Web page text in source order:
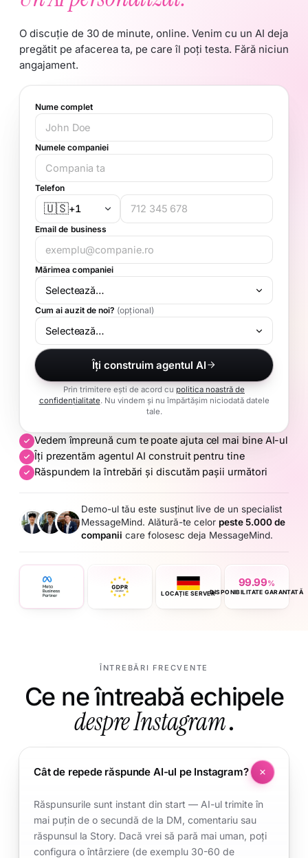
Jayesh Ashar · Pearl Tourism & Leisure Group
Vedem împreună cum te poate ajuta cel mai bine AI-ul
Îți prezentăm agentul AI construit pentru tine
Răspundem la întrebări și discutăm pașii următori
Demo-ul tău este susținut live de un specialist
MessageMind. Alătură-te celor peste 5.000 de
companii care folosesc deja MessageMind.
LOCAȚIE SERVER
99.99%
DISPONIBILITATE GARANTATĂ
Nume complet
Numele companiei
Telefon
🇺🇸+1
Email de business
Mărimea companiei
Cum ai auzit de noi? (opțional)
Îți construim agentul AI
Prin trimitere ești de acord cu politica noastră de
confidențialitate. Nu vindem și nu împărtășim niciodată datele
tale.
ÎNTREBĂRI FRECVENTE
Ce ne întreabă echipele
despre Instagram.
Cât de repede răspunde AI-ul pe Instagram?
Răspunsurile sunt instant din start — AI-ul trimite în
mai puțin de o secundă de la DM, comentariu sau
răspunsul la Story. Dacă vrei să pară mai uman, poți
configura o întârziere (de exemplu 30-60 de